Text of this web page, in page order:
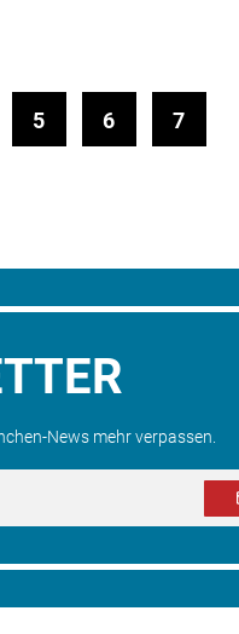
5 6 7
News mehr verpassen.